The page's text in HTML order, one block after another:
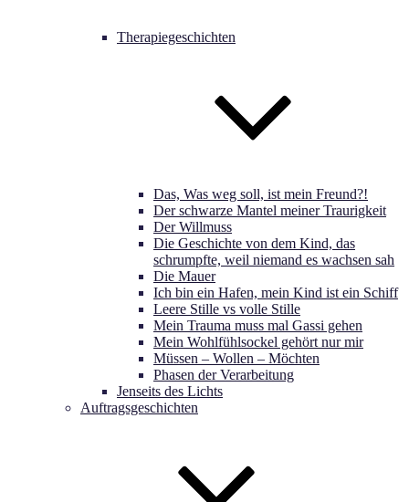
Therapiegeschichten
Das, Was weg soll, ist mein Freund?!
Der schwarze Mantel meiner Traurigkeit
Der Willmuss
Die Geschichte von dem Kind, das
schrumpfte, weil niemand es wachsen sah
Die Mauer
Ich bin ein Hafen, mein Kind ist ein Schiff
Leere Stille vs volle Stille
Mein Trauma muss mal Gassi gehen
Mein Wohlfühlsockel gehört nur mir
Müssen – Wollen – Möchten
Phasen der Verarbeitung
Jenseits des Lichts
Auftragsgeschichten